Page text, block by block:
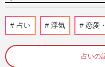
元BE：
務める〈
週刊女性
占い 浮気 恋愛
占いの